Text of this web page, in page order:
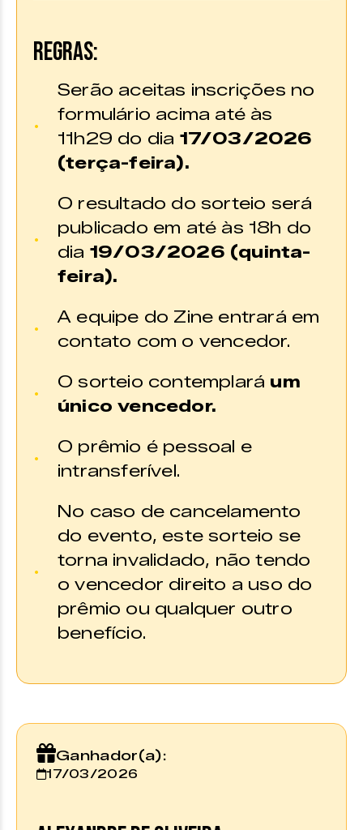
REGRAS:
Serão aceitas inscrições no
formulário acima até às
11h29 do dia 17/03/2026
(terça-feira).
O resultado do sorteio será
publicado em até às 18h do
dia 19/03/2026 (quinta-
feira).
A equipe do Zine entrará em
contato com o vencedor.
O sorteio contemplará um
único vencedor.
O prêmio é pessoal e
intransferível.
No caso de cancelamento
do evento, este sorteio se
torna invalidado, não tendo
o vencedor direito a uso do
prêmio ou qualquer outro
benefício.
Ganhador(a):
17/03/2026